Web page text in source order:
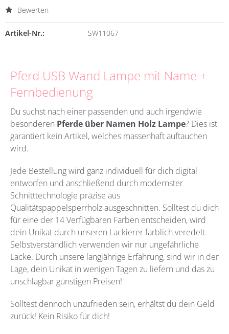
Bewerten
Artikel-Nr.: SW11067
Pferd USB Wand Lampe mit Name +
Fernbedienung
Du suchst nach einer passenden und auch irgendwie
besonderen Pferde über Namen Holz Lampe? Dies ist
garantiert kein Artikel, welches massenhaft auftauchen
wird.
Jede Bestellung wird ganz individuell für dich digital
entworfen und anschließend durch modernster
Schnitttechnologie präzise aus
Qualitätspappelsperrholzausgeschnitten. Solltest du dich
für eine der 14 Verfügbaren Farben entscheiden, wird
dein Unikat durch unseren Lackierer farblich veredelt.
Selbstverständlich verwenden wir nur ungefährliche
Lacke. Durch unsere langjährige Erfahrung, sind wir in der
Lage, dein Unikat in wenigen Tagen zu liefern und das zu
unschlagbar günstigen Preisen!
Solltest dennoch unzufrieden sein, erhältst du dein Geld
zurück! Kein Risiko für dich!